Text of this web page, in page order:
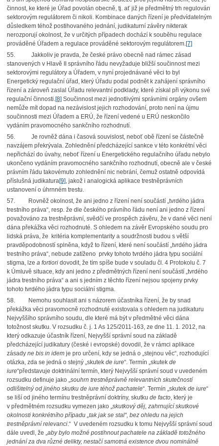
činnost, ke které je Úřad povolán obecně, tj. ať již je předmětný trh regulován
sektorovým regulátorem či nikoli. Kombinace daných řízení je předvídatelným
důsledkem téhož postihovaného jednání, judikaturní závěry nikterak
nerozporují okolnost, že v určitých případech dochází k souběhu regulace
prováděné Úřadem a regulace prováděné sektorovým regulátorem. [7]
55. Jakkoliv je pravda, že české právo obecně nad rámec zásad
stanovených v Hlavě II správního řádu nevyžaduje bližší součinnost mezi
sektorovými regulátory a Úřadem, v nyní projednávané věci to byl
Energetický regulační úřad, který Úřadu podal podnět k zahájení správního
řízení a zároveň zaslal Úřadu relevantní podklady, které získal při výkonu své
regulační činnosti. [8]Součinnost mezi jednotlivými správními orgány ovšem
nemůže mít dopad na nezávislost jejich rozhodování, proto není na újmu
součinnosti mezi Úřadem a ERÚ, že řízení vedené u ERÚ neskončilo
vydáním pravomocného sankčního rozhodnutí.
56. Je rovněž dána i časová souvislost, neboť obě řízení se částečně
navzájem překrývala. Zohlednění předcházející sankce v této konkrétní věci
nepřichází do úvahy, neboť řízení u Energetického regulačního úřadu nebylo
ukončeno vydáním pravomocného sankčního rozhodnutí, obecně ale v české
právním řádu takovémuto zohlednění nic nebrání, čemuž ostatně odpovídá
příslušná judikatura[9], jakož i analogická aplikace trestněprávních
ustanovení o úhrnném trestu.
57. Rovněž okolnost, že ani jedno z řízení není součástí „tvrdého jádra
trestního práva“, resp. že dle českého právního řádu není ani jedno z řízení
považováno za trestněprávní, svědčí ve prospěch závěru, že v dané věci není
dána překážka věci rozhodnuté. S ohledem na závěr Evropského soudu pro
lidská práva, že kritéria komplementarity a soudržnosti budou s větší
pravděpodobností splněna, když to řízení, které není součástí „tvrdého jádra
trestního práva“, nebude zatíženo prvky tohoto tvrdého jádra typu sociální
stigma, lze a fortioridovodit, že tím spíše bude v souladu čl. 4 Protokolu č. 7
k Úmluvě situace, kdy ani jedno z předmětných řízení není součástí „tvrdého
jádra trestního práva“ a ani s jedním z těchto řízení nejsou spojeny prvky
tohoto tvrdého jádra typu sociální stigma.
58. Nemohu souhlasit ani s názorem účastníka řízení, že by snad
překážka věci pravomocně rozhodnuté existovala s ohledem na judikaturu
Nejvyššího správního soudu, dle které má být v předmětné věci dána
totožnost skutku. V rozsudku č. j. 1 As 125/2011-163, ze dne 11. 1. 2012, na
který odkazuje účastník řízení, Nejvyšší správní soud na základě
předcházející judikatury (české i evropské) dovodil, že v rámci aplikace
zásady ne bis in idemje pro určení, kdy se jedná o „stejnou věc“, rozhodující
otázka, zda se jedná o stejný „skutek de iure“. Termín „skutek de
iure“představuje doktrinální termín, který Nejvyšší správní soud v uvedeném
rozsudku definuje jako „ souhrn trestněprávně relevantních skutečností
odlišitelný od jiného skutku de iure téhož pachatele“. Termín „skutek de iure“
se liší od jiného termínu trestněprávní doktríny, skutku de facto, který je
v předmětném rozsudku vymezen jako „ skutkový děj, zahrnující skutkové
okolnosti konkrétního případu „tak jak se stal“, bez ohledu na jejich
trestněprávní relevanci.“ V uvedeném rozsudku k tomu Nejvyšší správní soud
dále uvedl, že „ aby bylo možné postihnout pachatele na základě totožného
jednání za dva různé delikty, nestačí samotná existence dvou nominálně